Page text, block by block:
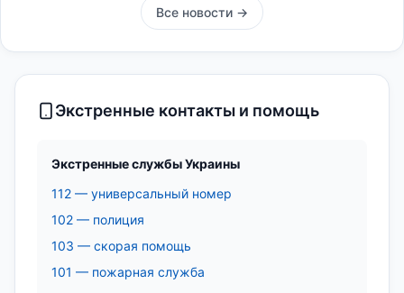
Все новости →
Экстренные контакты и помощь
Экстренные службы Украины
112 — универсальный номер
102 — полиция
103 — скорая помощь
101 — пожарная служба